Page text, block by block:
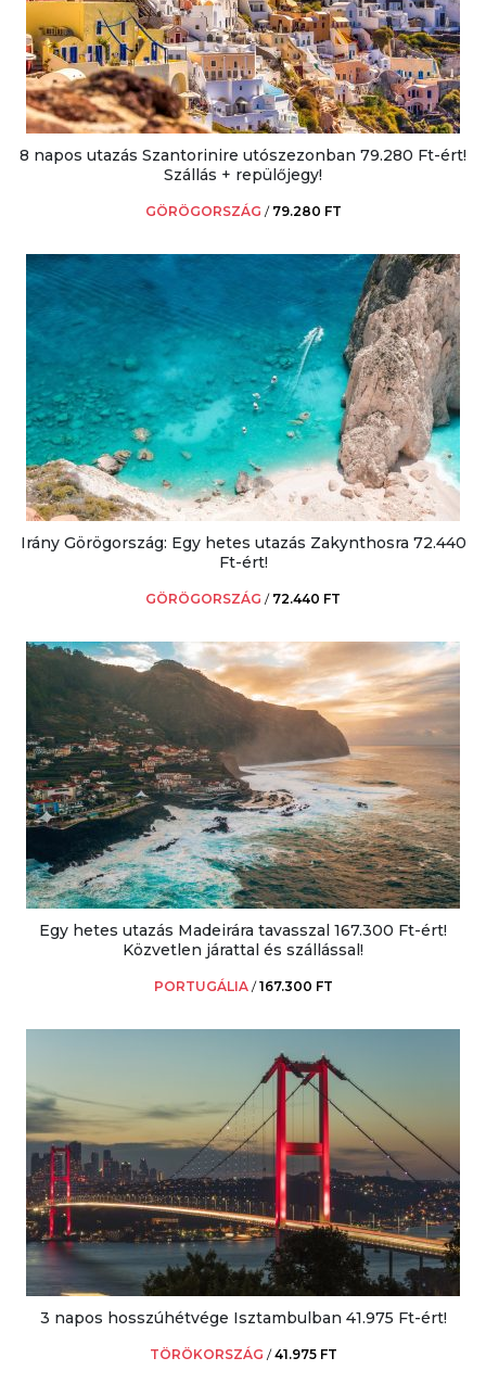
8 napos utazás Szantorinire utószezonban 79.280 Ft-ért!
Szállás + repülőjegy!
GÖRÖGORSZÁG / 79.280 FT
Irány Görögország: Egy hetes utazás Zakynthosra 72.440
Ft-ért!
GÖRÖGORSZÁG / 72.440 FT
Egy hetes utazás Madeirára tavasszal 167.300 Ft-ért!
Közvetlen járattal és szállással!
PORTUGÁLIA /167.300 FT
3 napos hosszúhétvége Isztambulban 41.975 Ft-ért!
TÖRÖKORSZÁG /41.975 FT